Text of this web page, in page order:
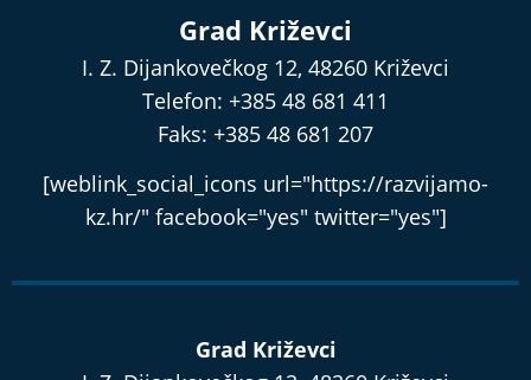
Grad Križevci
I. Z. Dijankovečkog 12, 48260 Križevci
Telefon: +385 48 681 411
Faks: +385 48 681 207
[weblink_social_icons url="https://razvijamo-
kz.hr/" facebook="yes" twitter="yes"]
Grad Križevci